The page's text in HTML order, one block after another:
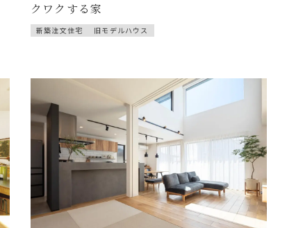
クワクする家
新築注文住宅 旧モデルハウス